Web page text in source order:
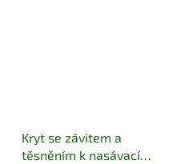
Kryt se závitem a
těsněním k nasávací